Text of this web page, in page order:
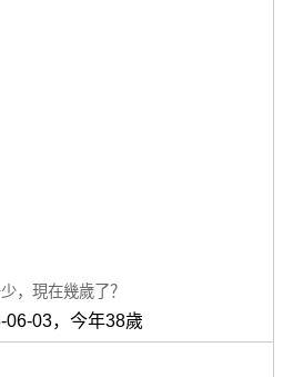
，現在幾歲了？
06-03，今年38歲